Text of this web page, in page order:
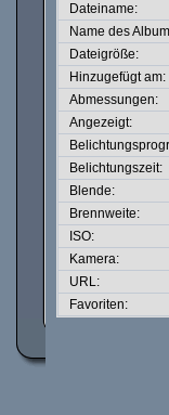
Dateiname:
Name des
Dateigröße:
Hinzugefügt am:
Abmessungen:
Angezeigt:
Belichtungszeit:
Blende:
Brennweite:
ISO:
Kamera:
URL:
Favoriten: